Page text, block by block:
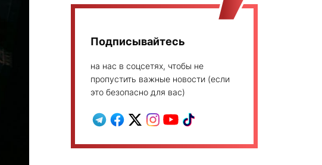
Подписывайтесь
на нас в соцсетях, чтобы не
пропустить важные новости (если
это безопасно для вас)